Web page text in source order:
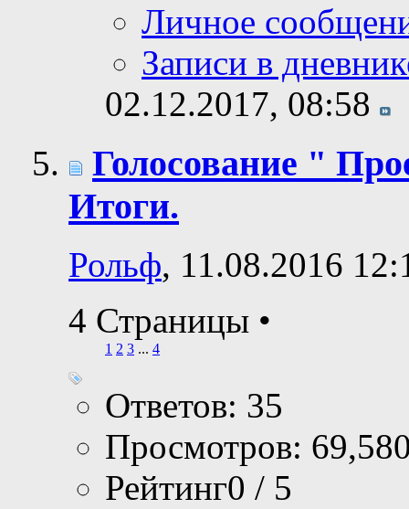
Личное
Записи в
02.12.2017, 08:58
Голосование "
Итоги.
Рольф, 11.08.2016
4 Страницы •
1 2 3 ... 4
Ответов: 35
Просмотров:
Рейтинг0 / 5